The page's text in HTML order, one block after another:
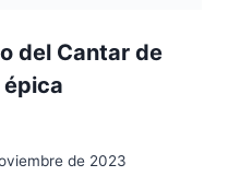
del Cantar de
épica
de 2023